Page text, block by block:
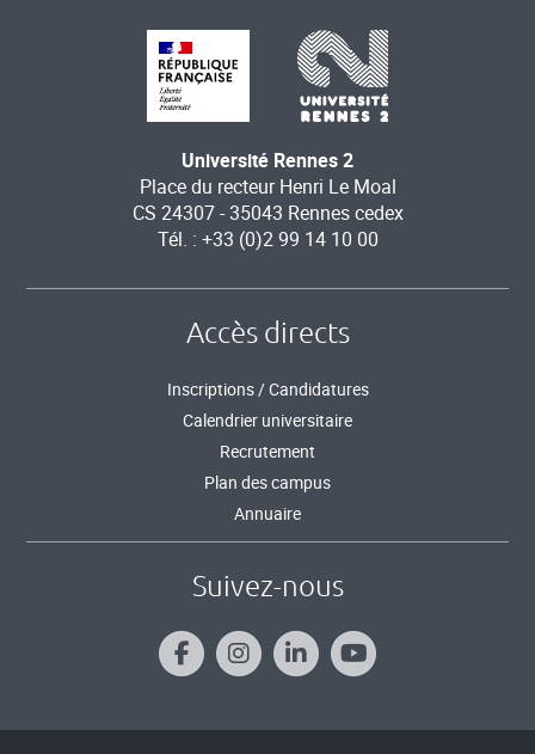
Université Rennes 2
Place du recteur Henri Le Moal
CS 24307 - 35043 Rennes cedex
Tél. : +33 (0)2 99 14 10 00
Accès directs
Inscriptions / Candidatures
Calendrier universitaire
Recrutement
Plan des campus
Annuaire
Suivez-nous